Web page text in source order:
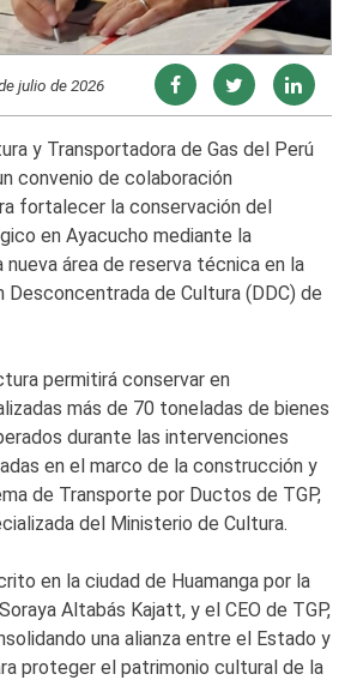
julio de 2026
y Transportadora de Gas del Perú
convenio de colaboración
fortalecer la conservación del
en Ayacucho mediante la
área de reserva técnica en la
Desconcentrada de Cultura (DDC) de
permitirá conservar en
más de 70 toneladas de bienes
durante las intervenciones
en el marco de la construcción y
de Transporte por Ductos de TGP,
del Ministerio de Cultura.
en la ciudad de Huamanga por la
Altabás Kajatt, y el CEO de TGP,
una alianza entre el Estado y
proteger el patrimonio cultural de la